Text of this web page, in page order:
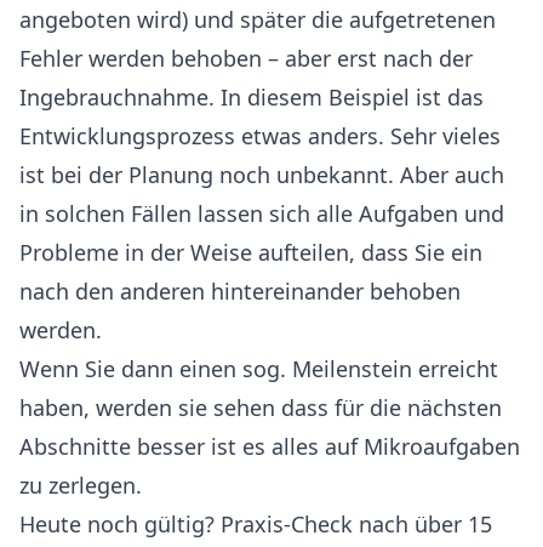
angeboten wird) und später die aufgetretenen
Fehler werden behoben – aber erst nach der
Ingebrauchnahme. In diesem Beispiel ist das
Entwicklungsprozess etwas anders. Sehr vieles
ist bei der Planung noch unbekannt. Aber auch
in solchen Fällen lassen sich alle Aufgaben und
Probleme in der Weise aufteilen, dass Sie ein
nach den anderen hintereinander behoben
werden.
Wenn Sie dann einen sog. Meilenstein erreicht
haben, werden sie sehen dass für die nächsten
Abschnitte besser ist es alles auf Mikroaufgaben
zu zerlegen.
Heute noch gültig? Praxis-Check nach über 15